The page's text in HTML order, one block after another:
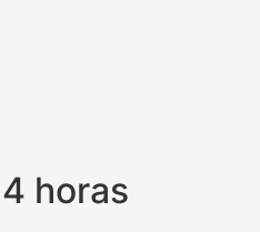
horas